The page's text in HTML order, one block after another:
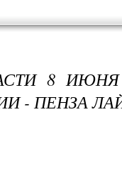
8
- ПЕНЗА